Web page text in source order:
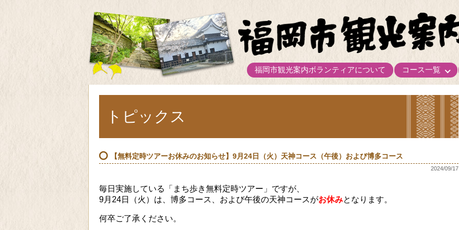
福岡市観光案内ボランティアについて コース一覧
トピックス
【無料定時ツアーお休みのお知らせ】9月24日（火）天神コース（午後）および博多コース
2024/09/17
毎日実施している「まち歩き無料定時ツアー」ですが、
9月24日（火）は、博多コース、および午後の天神コースがお休みとなります。
何卒ご了承ください。